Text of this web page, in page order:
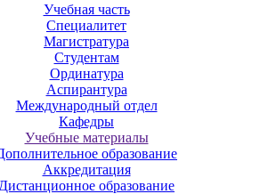
Учебная часть
Специалитет
Магистратура
Студентам
Ординатура
Аспирантура
Международный отдел
Кафедры
Учебные материалы
образование
Аккредитация
Дистанционное образование